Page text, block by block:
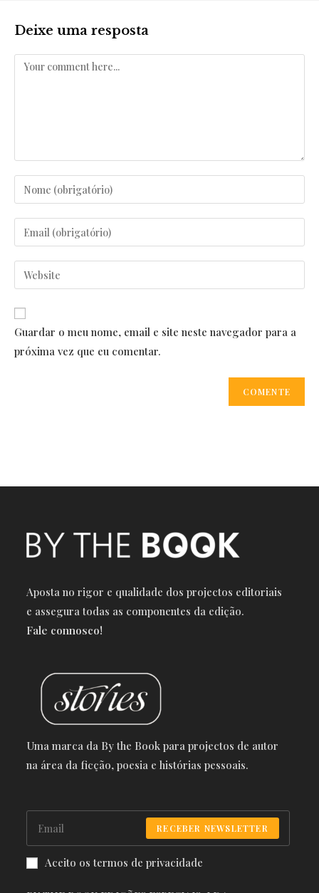
Deixe uma resposta
Comentar
Enter
your
name
or
username
Enter
your
email
address
comment
Enter
your
website
URL
(optional)
Guardar o meu nome, email e site neste navegador para a
próxima vez que eu comentar.
Aposta no rigor e qualidade dos projectos editoriais
e assegura todas as componentes da edição.
Fale connosco!
Uma marca da By the Book para projectos de autor
na área da ficção, poesia e histórias pessoais.
RECEBER NEWSLETTER
Aceito os termos de privacidade